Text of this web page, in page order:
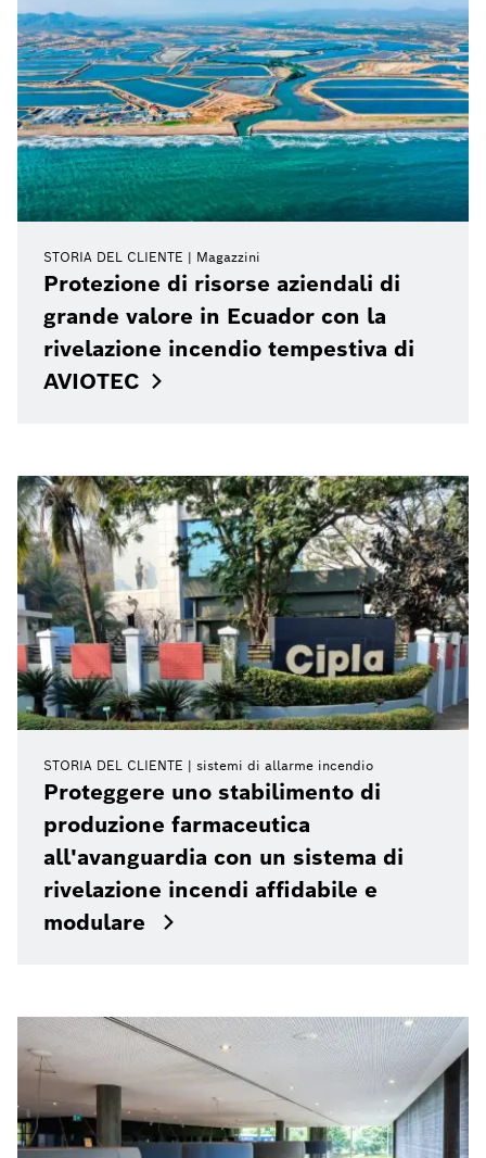
STORIA DEL CLIENTE Magazzini
Protezione di risorse aziendali di
grande valore in Ecuador con la
rivelazione incendio tempestiva di
AVIOTEC
STORIA DEL CLIENTE sistemi di allarme incendio
Proteggere uno stabilimento di
produzione farmaceutica
all'avanguardia con un sistema di
rivelazione incendi affidabile e
modulare